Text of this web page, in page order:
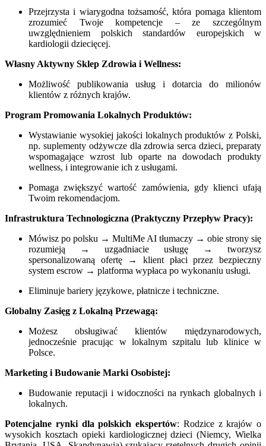
Przejrzysta i wiarygodna tożsamość, która pomaga klientom
zrozumieć Twoje kompetencje – ze szczególnym
uwzględnieniem polskich standardów europejskich w
kardiologii dziecięcej.
Własny Aktywny Sklep Zdrowia i Wellness:
Możliwość publikowania usług i dotarcia do milionów
klientów z różnych krajów.
Program Promowania Lokalnych Produktów:
Wystawianie wysokiej jakości lokalnych produktów z Polski,
np. suplementy odżywcze dla zdrowia serca dzieci, preparaty
wspomagające wzrost lub oparte na dowodach produkty
wellness, i integrowanie ich z usługami.
Pomaga zwiększyć wartość zamówienia, gdy klienci ufają
Twoim rekomendacjom.
Infrastruktura Technologiczna (Praktyczny Przepływ Pracy):
Mówisz po polsku → MultiMe AI tłumaczy → obie strony się
rozumieją → uzgadniacie usługę → tworzysz
spersonalizowaną ofertę → klient płaci przez bezpieczny
system escrow → platforma wypłaca po wykonaniu usługi.
Eliminuje bariery językowe, płatnicze i techniczne.
Globalny Zasięg z Lokalną Przewagą:
Możesz obsługiwać klientów międzynarodowych,
jednocześnie pracując w lokalnym szpitalu lub klinice w
Polsce.
Marketing i Budowanie Marki Osobistej:
Budowanie reputacji i widoczności na rynkach globalnych i
lokalnych.
Potencjalne rynki dla polskich ekspertów: Rodzice z krajów o
wysokich kosztach opieki kardiologicznej dzieci (Niemcy, Wielka